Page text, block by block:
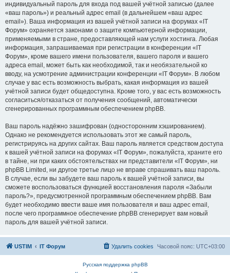
индивидуальный пароль для входа под вашей учётной записью (далее
«ваш пароль») и реальный адрес email (в дальнейшем «ваш адрес
email»). Ваша информация из вашей учётной записи на форумах «IT
Форум» охраняется законами о защите компьютерной информации,
применяемыми в стране, предоставляющей нам услуги хостинга. Любая
информация, запрашиваемая при регистрации в конференции «IT
Форум», кроме вашего имени пользователя, вашего пароля и вашего
адреса email, может быть как необходимой, так и необязательной ко
вводу, на усмотрение администрации конференции «IT Форум». В любом
случае у вас есть возможность выбрать, какая информация из вашей
учётной записи будет общедоступна. Кроме того, у вас есть возможность
согласиться/отказаться от получения сообщений, автоматически
сгенерированных программным обеспечением phpBB.
Ваш пароль надёжно зашифрован (односторонним хэшированием).
Однако не рекомендуется использовать этот же самый пароль,
регистрируясь на других сайтах. Ваш пароль является средством доступа
к вашей учётной записи на форумах «IT Форум», пожалуйста, храните его
в тайне, ни при каких обстоятельствах ни представители «IT Форум», ни
phpBB Limited, ни другое третье лицо не вправе спрашивать ваш пароль.
В случае, если вы забудете ваш пароль к вашей учётной записи, вы
сможете воспользоваться функцией восстановления пароля «Забыли
пароль?», предусмотренной программным обеспечением phpBB. Вам
будет необходимо ввести ваше имя пользователя и ваш адрес email,
после чего программное обеспечение phpBB сгенерирует вам новый
пароль для вашей учётной записи.
USTIM IT Форум Часовой пояс: UTC+03:00
Удалить cookies
Русская поддержка phpBB